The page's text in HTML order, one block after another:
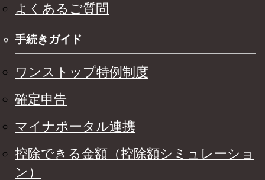
よくあるご質問
手続きガイド
ワンストップ特例制度
確定申告
マイナポータル連携
控除できる金額（控除額シミュレーショ
ン）